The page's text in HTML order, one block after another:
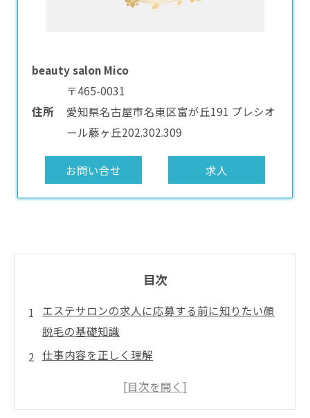
beauty salon Mico
住所
〒465-0031
愛知県名古屋市名東区富が丘191 プレシオ
ール藤ヶ丘202.302.309
お問い合せ 求人
目次
エステサロンの求人に応募する前に知りたい顔
脱毛の基礎知識
仕事内容を正しく理解
エステ求人で求められるスキルとは